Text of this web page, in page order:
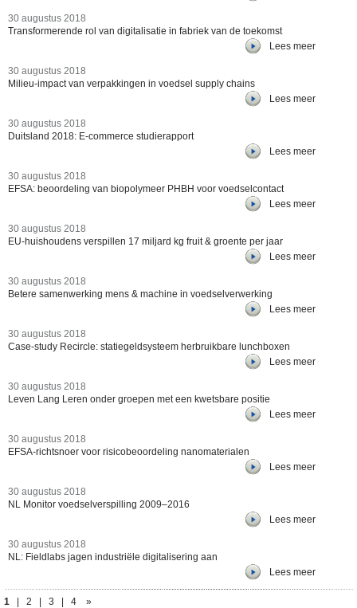
30 augustus 2018
Transformerende rol van digitalisatie in fabriek van de toekomst
Lees meer
30 augustus 2018
Milieu-impact van verpakkingen in voedsel supply chains
Lees meer
30 augustus 2018
Duitsland 2018: E-commerce studierapport
Lees meer
30 augustus 2018
EFSA: beoordeling van biopolymeer PHBH voor voedselcontact
Lees meer
30 augustus 2018
EU-huishoudens verspillen 17 miljard kg fruit & groente per jaar
Lees meer
30 augustus 2018
Betere samenwerking mens & machine in voedselverwerking
Lees meer
30 augustus 2018
Case-study Recircle: statiegeldsysteem herbruikbare lunchboxen
Lees meer
30 augustus 2018
Leven Lang Leren onder groepen met een kwetsbare positie
Lees meer
30 augustus 2018
EFSA-richtsnoer voor risicobeoordeling nanomaterialen
Lees meer
30 augustus 2018
NL Monitor voedselverspilling 2009–2016
Lees meer
30 augustus 2018
NL: Fieldlabs jagen industriële digitalisering aan
Lees meer
1 2 3 4 »